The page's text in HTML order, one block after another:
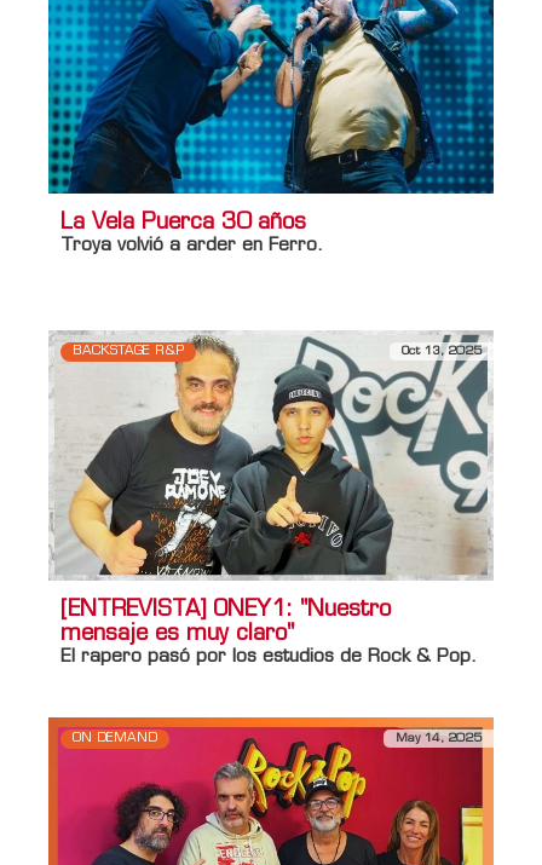
La Vela Puerca 30 años
Troya volvió a arder en Ferro.
BACKSTAGE R&P Oct 13, 2025
[ENTREVISTA] ONEY1: "Nuestro
mensaje es muy claro"
El rapero pasó por los estudios de Rock & Pop.
ON DEMAND May 14, 2025